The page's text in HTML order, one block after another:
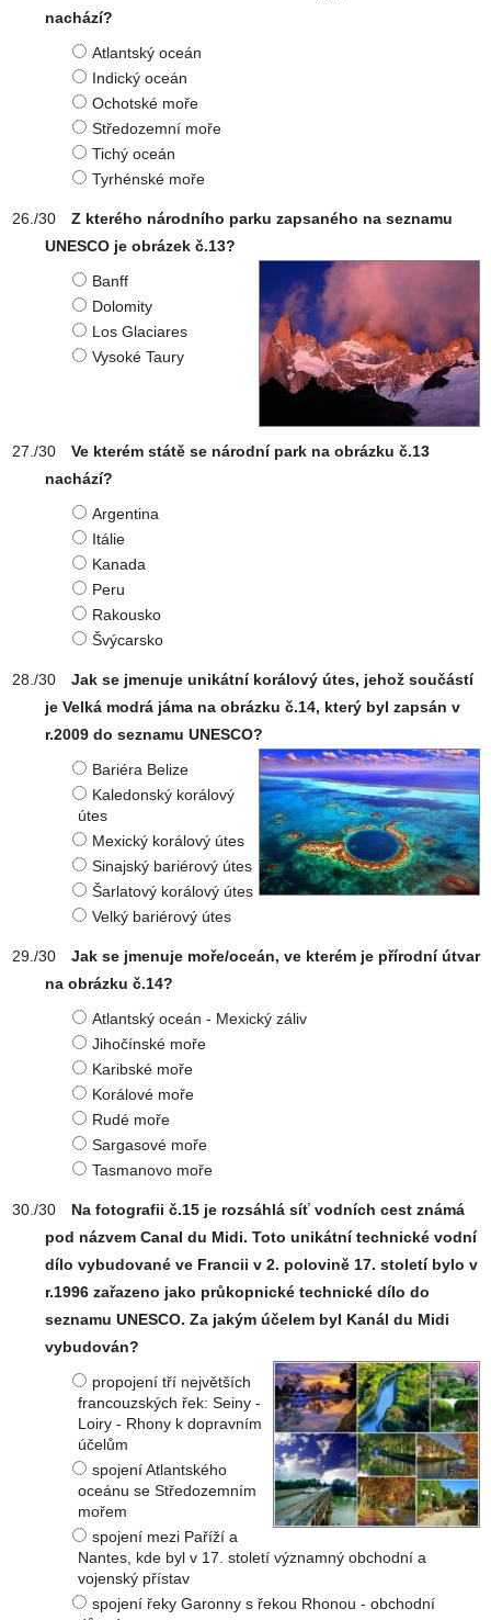
nachází?
Atlantský oceán
Indický oceán
Ochotské moře
Středozemní moře
Tichý oceán
Tyrhénské moře
Z kterého národního parku zapsaného na seznamu
UNESCO je obrázek č.13?
Banff
Dolomity
Los Glaciares
Vysoké Taury
Ve kterém státě se národní park na obrázku č.13
nachází?
Argentina
Itálie
Kanada
Peru
Rakousko
Švýcarsko
Jak se jmenuje unikátní korálový útes, jehož součástí
je Velká modrá jáma na obrázku č.14, který byl zapsán v
r.2009 do seznamu UNESCO?
Bariéra Belize
Kaledonský korálový
útes
Mexický korálový útes
Sinajský bariérový útes
Šarlatový korálový útes
Velký bariérový útes
Jak se jmenuje moře/oceán, ve kterém je přírodní útvar
na obrázku č.14?
Atlantský oceán - Mexický záliv
Jihočínské moře
Karibské moře
Korálové moře
Rudé moře
Sargasové moře
Tasmanovo moře
Na fotografii č.15 je rozsáhlá síť vodních cest známá
pod názvem Canal du Midi. Toto unikátní technické vodní
dílo vybudované ve Francii v 2. polovině 17. století bylo v
r.1996 zařazeno jako průkopnické technické dílo do
seznamu UNESCO. Za jakým účelem byl Kanál du Midi
vybudován?
propojení tří největších
francouzských řek: Seiny -
Loiry - Rhony k dopravním
účelům
spojení Atlantského
oceánu se Středozemním
mořem
spojení mezi Paříží a
Nantes, kde byl v 17. století významný obchodní a
vojenský přístav
spojení řeky Garonny s řekou Rhonou - obchodní